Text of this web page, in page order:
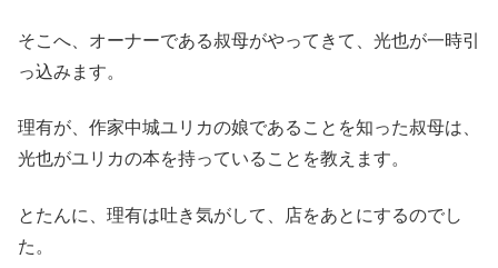
そこへ、オーナーである叔母がやってきて、光也が一時引
っ込みます。
理有が、作家中城ユリカの娘であることを知った叔母は、
光也がユリカの本を持っていることを教えます。
とたんに、理有は吐き気がして、店をあとにするのでし
た。